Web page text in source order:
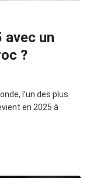
avec un
?
l’un des plus
en 2025 à